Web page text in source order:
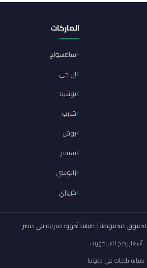
الماركات
سامسونج
إل جي
توشيبا
شارب
بوش
سيمنز
زانوسي
كريازي
أسعار زجاج السيكوريت
صيانة ثلاجات في دمياط